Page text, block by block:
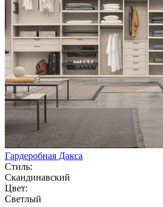
Гардеробная Дакса
Стиль:
Скандинавский
Цвет:
Светлый